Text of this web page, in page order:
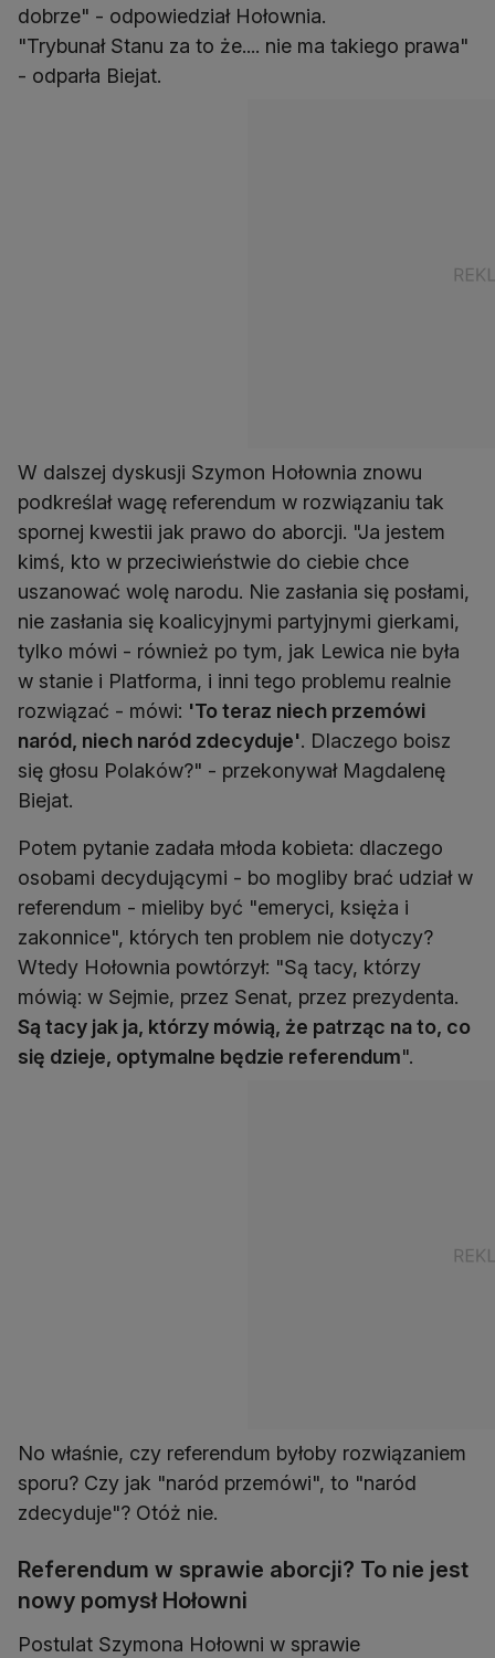
dobrze" - odpowiedział Hołownia.
"Trybunał Stanu za to że.... nie ma takiego prawa"
- odparła Biejat.
W dalszej dyskusji Szymon Hołownia znowu
podkreślał wagę referendum w rozwiązaniu tak
spornej kwestii jak prawo do aborcji. "Ja jestem
kimś, kto w przeciwieństwie do ciebie chce
uszanować wolę narodu. Nie zasłania się posłami,
nie zasłania się koalicyjnymi partyjnymi gierkami,
tylko mówi - również po tym, jak Lewica nie była
w stanie i Platforma, i inni tego problemu realnie
rozwiązać - mówi: 'To teraz niech przemówi
naród, niech naród zdecyduje'. Dlaczego boisz
się głosu Polaków?" - przekonywał Magdalenę
Biejat.
Potem pytanie zadała młoda kobieta: dlaczego
osobami decydującymi - bo mogliby brać udział w
referendum - mieliby być "emeryci, księża i
zakonnice", których ten problem nie dotyczy?
Wtedy Hołownia powtórzył: "Są tacy, którzy
mówią: w Sejmie, przez Senat, przez prezydenta.
Są tacy jak ja, którzy mówią, że patrząc na to, co
się dzieje, optymalne będzie referendum".
No właśnie, czy referendum byłoby rozwiązaniem
sporu? Czy jak "naród przemówi", to "naród
zdecyduje"? Otóż nie.
Referendum w sprawie aborcji? To nie jest
nowy pomysł Hołowni
Postulat Szymona Hołowni w sprawie